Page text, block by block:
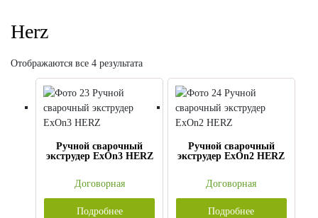
Herz
Отображаются все 4 результата
Ручной сварочный
экструдер ExOn3 HERZ
Договорная
Подробнее
Ручной сварочный
экструдер ExOn2 HERZ
Договорная
Подробнее